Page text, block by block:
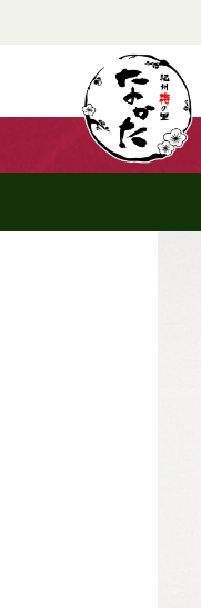
>ご家庭用
ホーム >価格帯から